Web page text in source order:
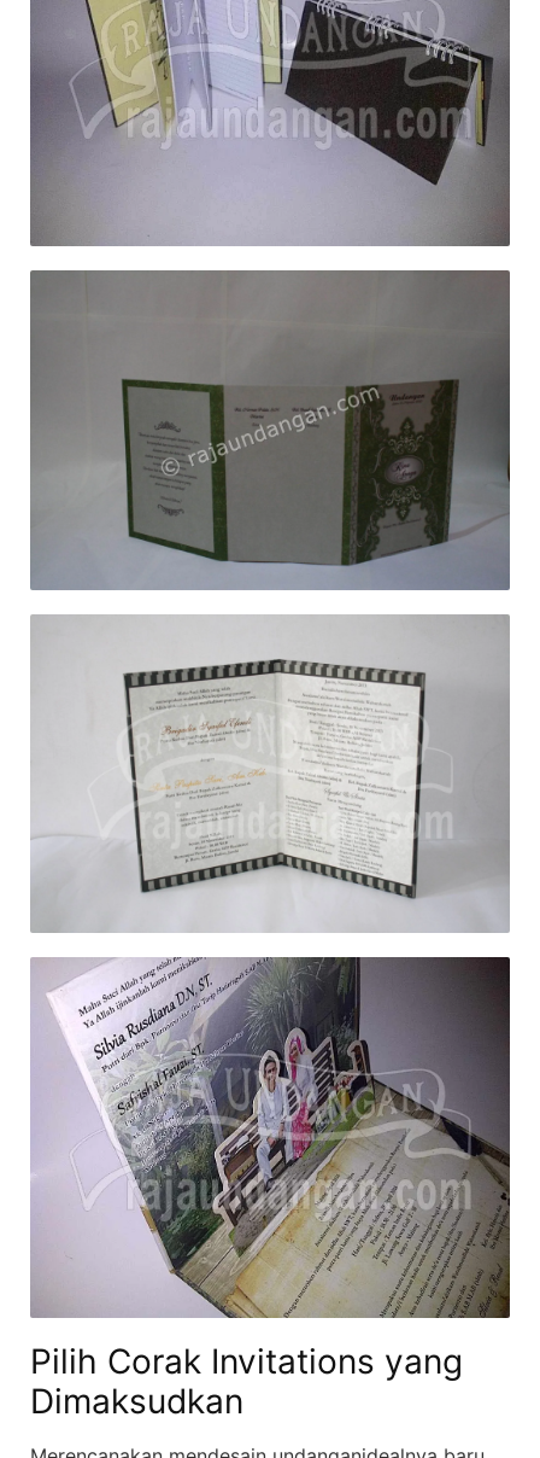
Pilih Corak Invitations yang
Dimaksudkan